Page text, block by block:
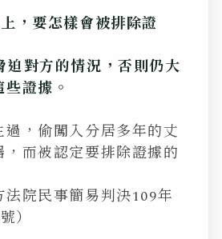
，要怎樣會被排除證
迫對方的情況，否則仍大
證據。
，偷闖入分居多年的丈
而被認定要排除證據的
法院民事簡易判決109年
）